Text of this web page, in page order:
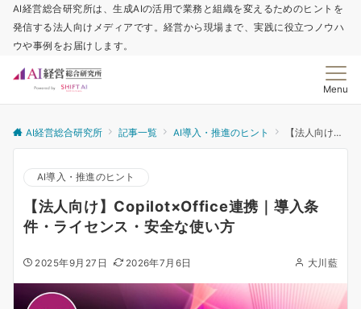
AI経営総合研究所は、生成AIの活用で業務と組織を変えるためのヒントを
発信する法人向けメディアです。経営から現場まで、実践に役立つノウハ
ウや事例をお届けします。
Menu
AI経営総合研究所 記事一覧 AI導入・推進のヒント 【法人向け】Copilot×Office連携｜導入条件・ライセンス・安全な使い方
AI導入・推進のヒント
【法人向け】Copilot×Office連携｜導入条
件・ライセンス・安全な使い方
2025年9月27日 2026年7月6日 大川藍